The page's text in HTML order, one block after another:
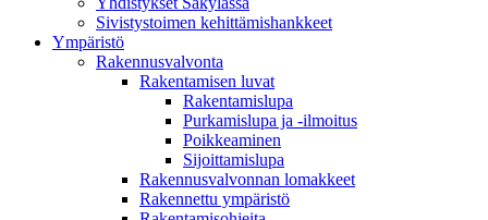
Sivistystoimen kehittämishankkeet
Ympä­ristö
Rakennusvalvonta
Rakentamisen luvat
Rakentamislupa
Purkamislupa ja -ilmoitus
Poikkeaminen
Sijoittamislupa
Rakennusvalvonnan lomakkeet
Rakennettu ympäristö